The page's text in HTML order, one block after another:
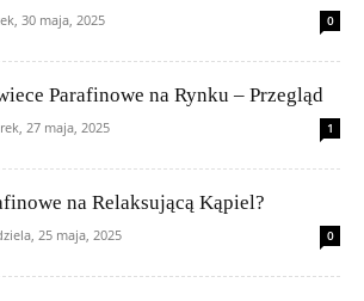
30 maja, 2025 0
Parafinowe na Rynku – Przegląd
27 maja, 2025 1
na Relaksującą Kąpiel?
25 maja, 2025 0